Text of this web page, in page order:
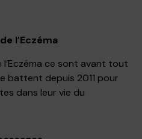
l’Eczéma
l’Eczéma ce sont avant tout
battent depuis 2011 pour
dans leur vie du